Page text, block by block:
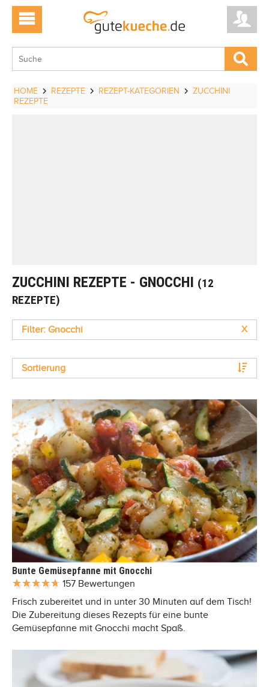
HOME REZEPTE REZEPT-KATEGORIEN
ZUCCHINI
REZEPTE
ZUCCHINI REZEPTE - GNOCCHI (12
REZEPTE)
Filter: Gnocchi X
Sortierung
Bunte Gemüsepfanne mit Gnocchi
157 Bewertungen
Frisch zubereitet und in unter 30 Minuten auf dem Tisch!
Die Zubereitung dieses Rezepts für eine bunte
Gemüsepfanne mit Gnocchi macht Spaß.